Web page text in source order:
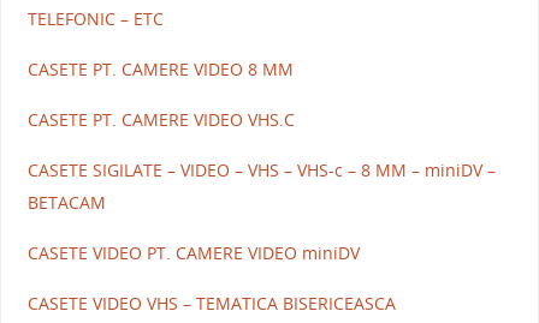
TELEFONIC – ETC
CASETE PT. CAMERE VIDEO 8 MM
CASETE PT. CAMERE VIDEO VHS.C
CASETE SIGILATE – VIDEO – VHS – VHS-c – 8 MM – miniDV –
BETACAM
CASETE VIDEO PT. CAMERE VIDEO miniDV
CASETE VIDEO VHS – TEMATICA BISERICEASCA